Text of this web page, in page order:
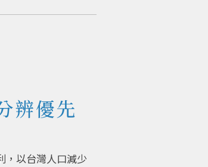
辨優先
，以台灣人口減少